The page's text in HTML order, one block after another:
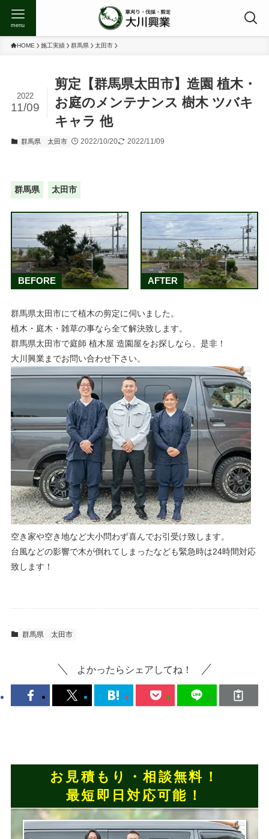
menu
HOME 施工実績 群馬県 太田市
剪定【群馬県太田市】造園 植木・
お庭のメンテナンス 樹木 ツバキ
キャラ 他
2022
11/09
群馬県 太田市 2022/10/20 2022/11/09
群馬県 太田市
BEFORE AFTER
群馬県太田市にて植木の剪定に伺いました。
植木・庭木・雑草の事なら全て解決致します。
群馬県太田市で庭師 植木屋 造園屋をお探しなら、是非！
大川興業までお問い合わせ下さい。
空き家や空き地など大小問わず喜んでお引受け致します。
台風などの影響で木が倒れてしまったなども緊急時は24時間対応
致します！
群馬県 太田市
よかったらシェアしてね！
お見積もり・相談無料！
最短即日対応可能！